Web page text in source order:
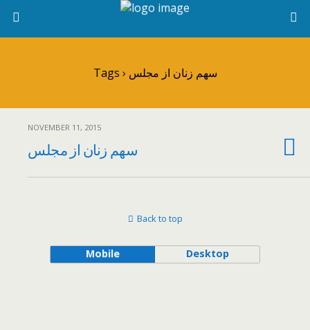
Tags › سهم زنان از مجلس
NOVEMBER 11, 2015
سهم زنان از مجلس
Back to top
Mobile Desktop